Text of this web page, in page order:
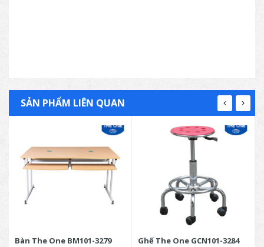
SẢN PHẨM LIÊN QUAN
Bàn The One BM101-3279 Ghế The One GCN101-3284